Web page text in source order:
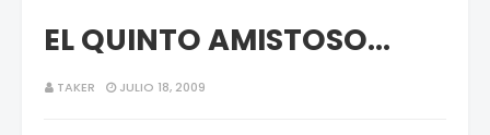
EL QUINTO AMISTOSO...
TAKER JULIO 18, 2009